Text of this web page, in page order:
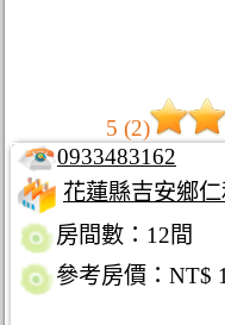
5 (2)
0933483162
花蓮縣吉安鄉
房間數：12間
參考房價：NT$